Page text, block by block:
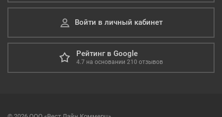
Войти в личный кабинет
Рейтинг в Google
4.7 на основании 210 отзывов